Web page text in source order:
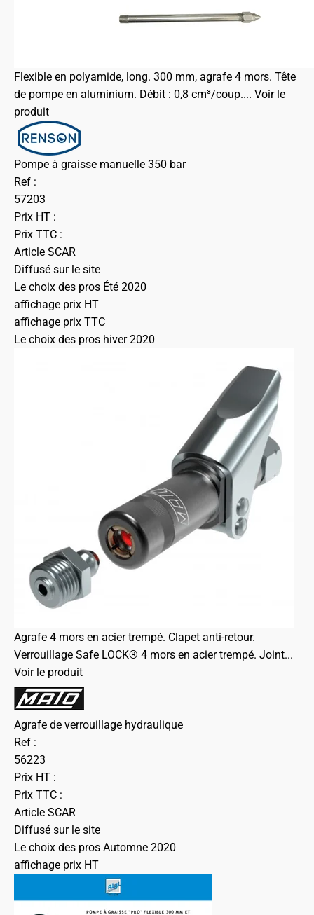
Flexible en polyamide, long. 300 mm, agrafe 4 mors. Tête
de pompe en aluminium. Débit : 0,8 cm³/coup.... Voir le
produit
Pompe à graisse manuelle 350 bar
Ref :
57203
Prix HT :
Prix TTC :
Article SCAR
Diffusé sur le site
Le choix des pros Été 2020
affichage prix HT
affichage prix TTC
Le choix des pros hiver 2020
Agrafe 4 mors en acier trempé. Clapet anti-retour.
Verrouillage Safe LOCK® 4 mors en acier trempé. Joint...
Voir le produit
Agrafe de verrouillage hydraulique
Ref :
56223
Prix HT :
Prix TTC :
Article SCAR
Diffusé sur le site
Le choix des pros Automne 2020
affichage prix HT